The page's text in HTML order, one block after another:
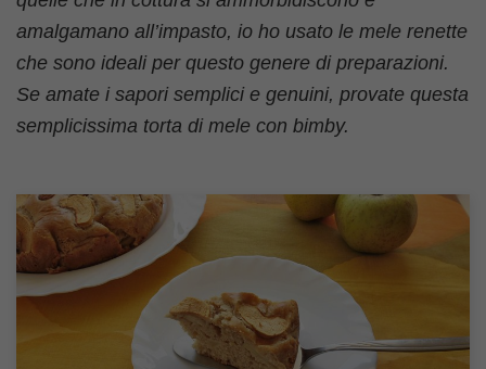
amalgamano all’impasto, io ho usato le mele renette
che sono ideali per questo genere di preparazioni.
Se amate i sapori semplici e genuini, provate questa
semplicissima torta di mele con bimby.